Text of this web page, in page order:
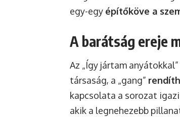
egy-egy építőköve a
A barátság ereje
Az „Így jártam
társaság, a „gang”
kapcsolata a sorozat
akik a legnehezebb